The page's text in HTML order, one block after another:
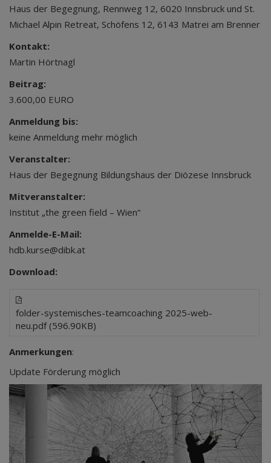
Haus der Begegnung, Rennweg 12, 6020 Innsbruck und St.
Michael Alpin Retreat, Schöfens 12, 6143 Matrei am Brenner
Kontakt:
Martin Hörtnagl
Beitrag:
3.600,00 EURO
Anmeldung bis:
keine Anmeldung mehr möglich
Veranstalter:
Haus der Begegnung Bildungshaus der Diözese Innsbruck
Mitveranstalter:
Institut „the green field – Wien“
Anmelde-E-Mail:
hdb.kurse@dibk.at
Download:
folder-systemisches-teamcoaching 2025-web-
neu.pdf (596.90KB)
Anmerkungen:
Update Förderung möglich